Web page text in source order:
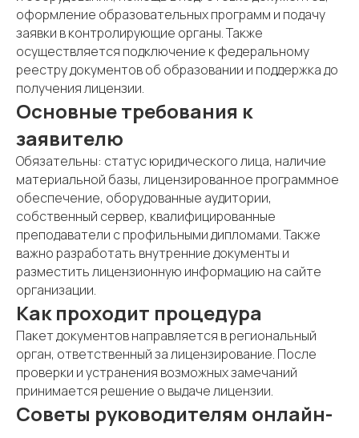
оформление образовательных программ и подачу
заявки в контролирующие органы. Также
осуществляется подключение к федеральному
реестру документов об образовании и поддержка до
получения лицензии.
Основные требования к
заявителю
Обязательны: статус юридического лица, наличие
материальной базы, лицензированное программное
обеспечение, оборудованные аудитории,
собственный сервер, квалифицированные
преподаватели с профильными дипломами. Также
важно разработать внутренние документы и
разместить лицензионную информацию на сайте
организации.
Как проходит процедура
Пакет документов направляется в региональный
орган, ответственный за лицензирование. После
проверки и устранения возможных замечаний
принимается решение о выдаче лицензии.
Советы руководителям онлайн-